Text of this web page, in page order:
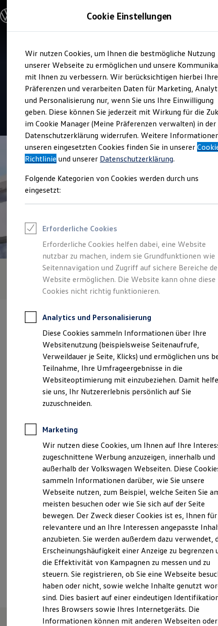
Hauptinhalt
springen
Footer
springen
Modelle und Konfigurator
Modelle vergleichen
Elektroautos
ENERGY Sondermodelle
Nutzfahrzeuge
SUV und CUV
Familienautos
Kombis
Kompaktwagen
Sportwagen
Schnell verfügbare Fahrzeuge
Angebote und Produkte
Aktuelle Angebote
E-Auto-Förderung
Volkswagen Marktplatz
Junge Gebrauchtwagen und Gebrauchtwagen
Volkswagen Zertifizierte Gebrauchtwagen
Zubehör- und Serviceangebote
Leasing
Leasing-Angebote
Gebrauchtwagen Leasing
Junge Gebrauchtwagen-Leasing
Elektroauto Leasing
Kleinwagen-Leasing
Leasing ohne Anzahlung
Finanzierung
Kfz-Versicherung
Restschuldversicherungen
Garantien
Wartungsverträge
Geschäftskunden
Professional Class bei Volkswagen
Großkunden
Behörden
Direktkunden
Sonderfahrzeuge
Anpfiff zum Gewinn
Elektroautos
ID. Tutorials
Elektrofahrzeugkonzepte
Reichweite
Reichweite der ID. Modelle
Reichweite im Winter
Laden
Laden unterwegs
Laden Zuhause
Ladestationen finden
Ladezeitensimulator
Batterie
Sicherheit
Garantie und Lebensdauer
Nachhaltigkeit
Technologie
Kosten und Kauf
Verbrauchskosten
Kaufoptionen
E-Auto-Förderung
Software und Konnektivität
Service
Autohaus Günter Schmitt
Top Kundenzufriedenheit Service 2026
4.9|167 Bewertungen
Verantwortlich für die Inhalte auf dieser Seite ist die Autohaus
Günter Schmitt GmbH & Co. KG (Impressum & Rechtliches)
Aschaffenburger Straße 124, 63773 Goldbach
info@autohausschmitt.de
+49 6021 59980
- Donnerstag 07:30 17:00
Uhr
Freitag
07:30-15:15 Uhr
Samstag
Geschlossen
Sonntag
Geschlossen
Ansprechpartner
Cookie Einstellungen
Wir nutzen Cookies, um Ihnen die bestmögliche Nutzung
unserer Webseite zu ermöglichen und unsere
mit Ihnen zu verbessern. Wir berücksichtigen hierbei Ihre
Präferenzen und verarbeiten Daten für Marketing,
und Personalisierung nur, wenn Sie uns Ihre Einwilligung
geben. Diese können Sie jederzeit mit Wirkung für die
im Cookie Manager (Meine Präferenzen verwalten) in der
Datenschutzerklärung widerrufen. Weitere
unseren eingesetzten Cookies finden Sie in unserer
Richtlinie und unserer Datenschutzerklärung.
Folgende Kategorien von Cookies werden durch uns
eingesetzt:
Erforderliche Cookies
Erforderliche Cookies helfen dabei, eine Website
nutzbar zu machen, indem sie Grundfunktionen wie
Seitennavigation und Zugriff auf sichere Bereiche
Website ermöglichen. Die Website kann ohne diese
Cookies nicht richtig funktionieren.
Analytics und Personalisierung
Diese Cookies sammeln Informationen über Ihre
Websitenutzung (beispielsweise Seitenaufrufe,
Verweildauer je Seite, Klicks) und ermöglichen uns
Teilnahme, Ihre Umfrageergebnisse in die
Websiteoptimierung mit einzubeziehen. Damit
sie uns, Ihr Nutzererlebnis persönlich auf Sie
zuzuschneiden.
Marketing
Wir nutzen diese Cookies, um Ihnen auf Ihre
zugeschnittene Werbung anzuzeigen, innerhalb und
außerhalb der Volkswagen Webseiten. Diese
sammeln Informationen darüber, wie Sie unsere
Webseite nutzen, zum Beispiel, welche Seiten Sie
meisten besuchen oder wie Sie sich auf der Seite
bewegen. Der Zweck dieser Cookies ist es, Ihnen für
relevantere und an Ihre Interessen angepasste
anzubieten. Sie werden außerdem dazu verwendet,
Erscheinungshäufigkeit einer Anzeige zu begrenzen
die Effektivität von Kampagnen zu messen und zu
steuern. Sie registrieren, ob Sie eine Webseite
haben oder nicht, sowie welche Inhalte genutzt
sind. Dies basiert auf einer eindeutigen
Ihres Browsers sowie Ihres Internetgeräts. Die
Informationen können mit anderen Webseiten oder